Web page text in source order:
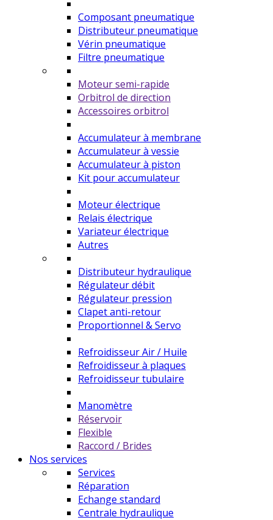
Composant pneumatique
Distributeur pneumatique
Vérin pneumatique
Filtre pneumatique
Moteur semi-rapide
Orbitrol de direction
Accessoires orbitrol
Accumulateur à membrane
Accumulateur à vessie
Accumulateur à piston
Kit pour accumulateur
Moteur électrique
Relais électrique
Variateur électrique
Autres
Distributeur hydraulique
Régulateur débit
Régulateur pression
Clapet anti-retour
Proportionnel & Servo
Refroidisseur Air / Huile
Refroidisseur à plaques
Refroidisseur tubulaire
Manomètre
Réservoir
Flexible
Raccord / Brides
Nos services
Services
Réparation
Echange standard
Centrale hydraulique